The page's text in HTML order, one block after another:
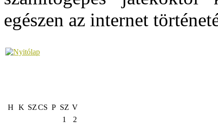
egészen az internet
H K SZCS P SZ V
1
2